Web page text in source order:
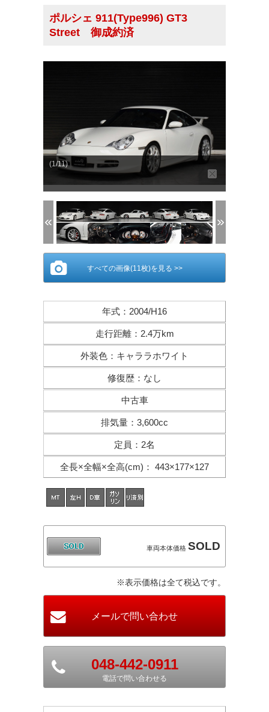
ポルシェ 911(Type996) GT3
Street 御成約済
(1/11)
すべての画像(11枚)を見る >>
年式 ： 2004/H16
走行距離： 2.4万km
外装色 ： キャララホワイト
修復歴 ： なし
中古車
排気量 ： 3,600cc
定員 ： 2名
全長×全幅×全高(cm) ： 443×177×127
車両本体価格 SOLD
※表示価格は全て税込です。
048-442-0911
電話で問い合わせる